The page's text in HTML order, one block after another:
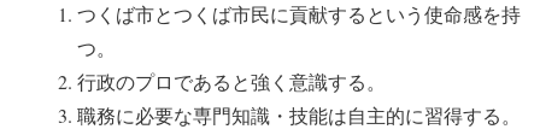
つくば市とつくば市民に貢献するという使命感を持
つ。
行政のプロであると強く意識する。
職務に必要な専門知識・技能は自主的に習得する。